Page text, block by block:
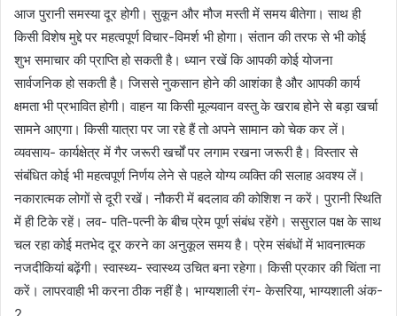
आज पुरानी समस्या दूर होगी। सुकून और मौज मस्ती में समय बीतेगा। साथ ही
किसी विशेष मुद्दे पर महत्वपूर्ण विचार-विमर्श भी होगा। संतान की तरफ से भी कोई
शुभ समाचार की प्राप्ति हो सकती है। ध्यान रखें कि आपकी कोई योजना
सार्वजनिक हो सकती है। जिससे नुकसान होने की आशंका है और आपकी कार्य
क्षमता भी प्रभावित होगी। वाहन या किसी मूल्यवान वस्तु के खराब होने से बड़ा खर्चा
सामने आएगा। किसी यात्रा पर जा रहे हैं तो अपने सामान को चेक कर लें।
व्यवसाय- कार्यक्षेत्र में गैर जरूरी खर्चों पर लगाम रखना जरूरी है। विस्तार से
संबंधित कोई भी महत्वपूर्ण निर्णय लेने से पहले योग्य व्यक्ति की सलाह अवश्य लें।
नकारात्मक लोगों से दूरी रखें। नौकरी में बदलाव की कोशिश न करें। पुरानी स्थिति
में ही टिके रहें। लव- पति-पत्नी के बीच प्रेम पूर्ण संबंध रहेंगे। ससुराल पक्ष के साथ
चल रहा कोई मतभेद दूर करने का अनुकूल समय है। प्रेम संबंधों में भावनात्मक
नजदीकियां बढ़ेंगी। स्वास्थ्य- स्वास्थ्य उचित बना रहेगा। किसी प्रकार की चिंता ना
करें। लापरवाही भी करना ठीक नहीं है। भाग्यशाली रंग- केसरिया, भाग्यशाली अंक-